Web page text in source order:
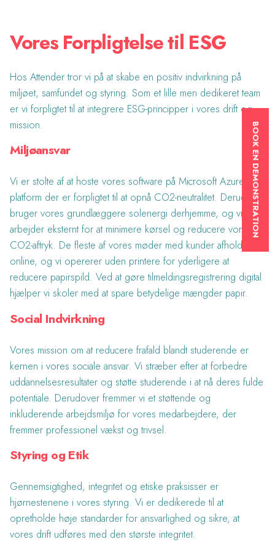
Vores Forpligtelse til ESG
Hos Attender tror vi på at skabe en positiv indvirkning på
miljøet, samfundet og styring. Som et lille men dedikeret team
er vi forpligtet til at integrere ESG-principper i vores drift og
mission.
Miljøansvar
Vi er stolte af at hoste vores software på Microsoft Azure, en
platform der er forpligtet til at opnå CO2-neutralitet. Derudover
bruger vores grundlæggere solenergi derhjemme, og vi
arbejder eksternt for at minimere kørsel og reducere vores
CO2-aftryk. De fleste af vores møder med kunder afholdes
online, og vi opererer uden printere for yderligere at
reducere papirspild. Ved at gøre tilmeldingsregistrering digital
hjælper vi skoler med at spare betydelige mængder papir.
Social Indvirkning
Vores mission om at reducere frafald blandt studerende er
kernen i vores sociale ansvar. Vi stræber efter at forbedre
uddannelsesresultater og støtte studerende i at nå deres fulde
potentiale. Derudover fremmer vi et støttende og
inkluderende arbejdsmiljø for vores medarbejdere, der
fremmer professionel vækst og trivsel.
Styring og Etik
Gennemsigtighed, integritet og etiske praksisser er
hjørnestenene i vores styring. Vi er dedikerede til at
opretholde høje standarder for ansvarlighed og sikre, at
vores drift udføres med den største integritet.
BOOK EN DEMONSTRATION